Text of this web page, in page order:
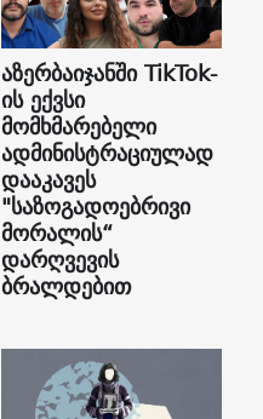
აზერბაიჯანში TikTok-
ის ექვსი
მომხმარებელი
ადმინისტრაციულად
დააკავეს
"საზოგადოებრივი
მორალის“
დარღვევის
ბრალდებით